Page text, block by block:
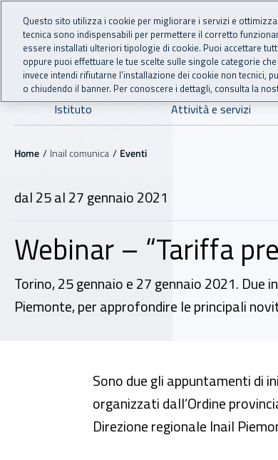
Vai al menu principale
Vai al contenuto principale
INAIL - Istituto
Navigazione principale
Istituto Attività e servizi
Navigazione - Ti trovi in:
Home Inail comunica Eventi
dal 25 al 27 gennaio 2021
Webinar – “Tariffa
Torino, 25 gennaio e 27 gennaio 2021. Due
Piemonte, per approfondire le principali
Webinar – “Tariffa
Sono due gli appuntamenti di
organizzati dall’Ordine
Direzione regionale Inail
Questo sito utilizza i cookie per migliorare i servizi e
tecnica sono indispensabili per permettere il corretto
essere installati ulteriori tipologie di cookie. Puoi accettare tutti
oppure puoi effettuare le tue scelte sulle singole categorie che
invece intendi rifiutarne l’installazione dei cookie non tecnici,
o chiudendo il banner. Per conoscere i dettagli, consulta la